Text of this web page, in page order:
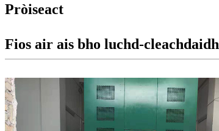
Pròiseact
Fios air ais bho luchd-cleachdaidh